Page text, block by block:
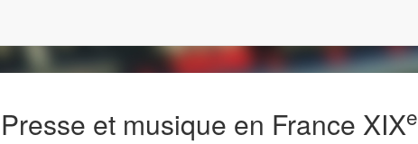
et musique en France XIXe